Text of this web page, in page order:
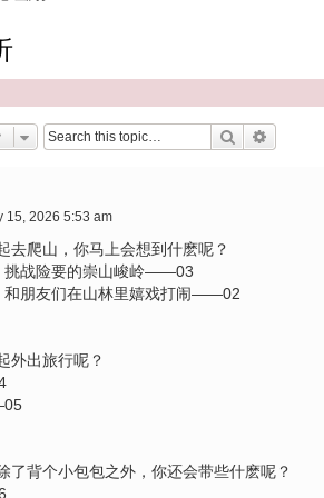
Search
15, 2026 5:53 am
去爬山，你马上会想到什麽呢？
挑战险要的崇山峻岭——03
和朋友们在山林里嬉戏打闹——02
外出旅行呢？
了背个小包包之外，你还会带些什麽呢？